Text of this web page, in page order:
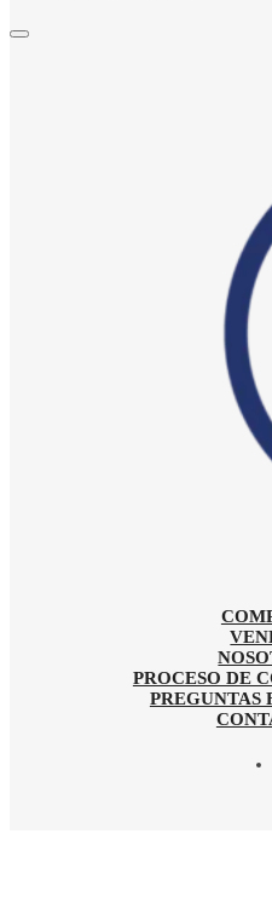
PROCESO DE
PREGUNTAS